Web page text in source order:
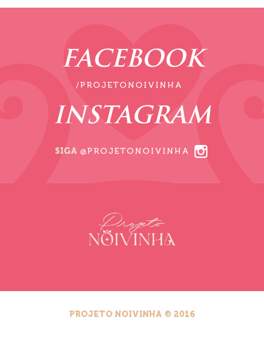
FACEBOOK
/PROJETONOIVINHA
INSTAGRAM
SIGA @PROJETONOIVINHA
PROJETO NOIVINHA © 2016